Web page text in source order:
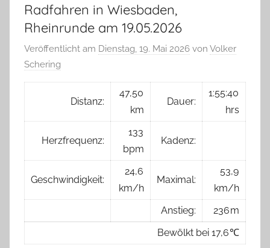
Radfahren in Wiesbaden,
Rheinrunde am 19.05.2026
Veröffentlicht am Dienstag, 19. Mai 2026 von Volker
Schering
Distanz:
47,50
km
Dauer:
1:55:40
hrs
Herzfrequenz:
133
bpm
Kadenz:
Geschwindigkeit:
24,6
km/h
Maximal:
53,9
km/h
Anstieg:
236 m
Bewölkt bei 17,6 ℃